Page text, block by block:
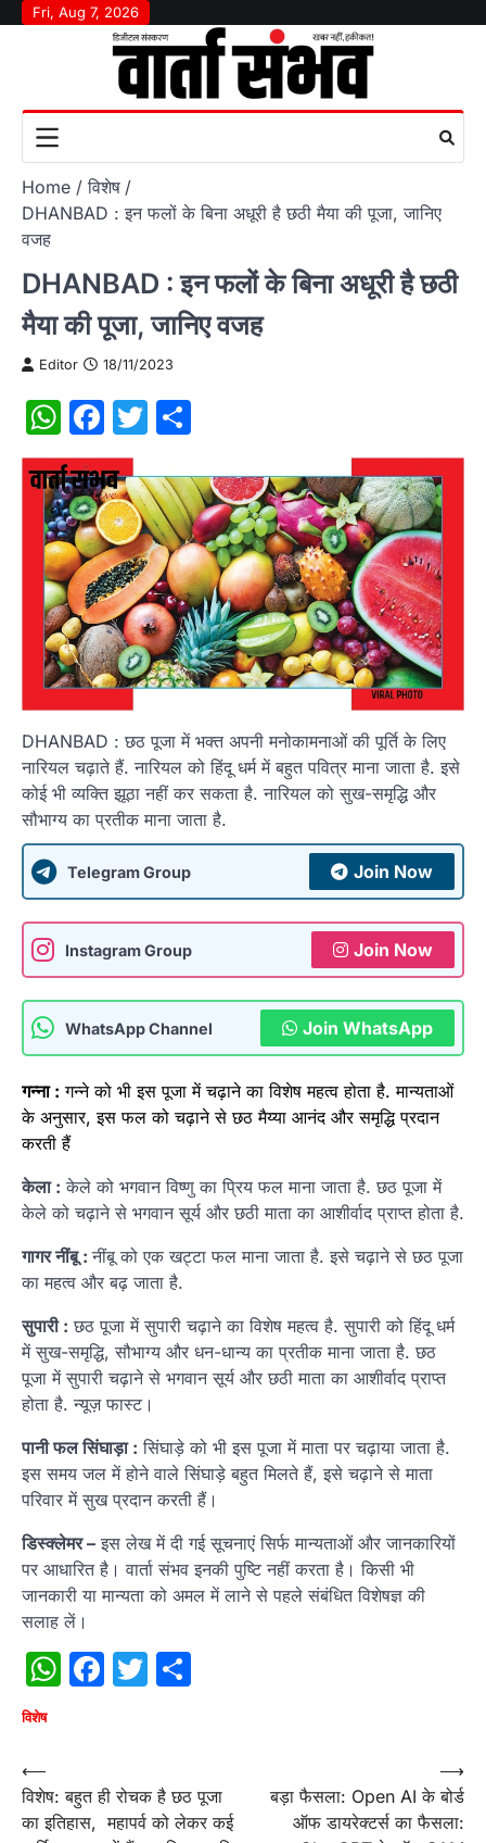
SkipFri, Aug 7, 2026
Home
विशेष
DHANBAD : इन फलों के बिना अधूरी है छठी मैया की पूजा, जानिए
वजह
DHANBAD : इन फलों के बिना अधूरी है छठी
मैया की पूजा, जानिए वजह
Editor 18/11/2023
WhatsApp
Facebook
Twitter
DHANBAD : छठ पूजा में भक्त अपनी मनोकामनाओं की पूर्ति के लिए
नारियल चढ़ाते हैं. नारियल को हिंदू धर्म में बहुत पवित्र माना जाता है. इसे
कोई भी व्यक्ति झूठा नहीं कर सकता है. नारियल को सुख-समृद्धि और
सौभाग्य का प्रतीक माना जाता है.
Telegram Group Join Now
Instagram Group Join Now
WhatsApp Channel Join WhatsApp
गन्ना : गन्ने को भी इस पूजा में चढ़ाने का विशेष महत्व होता है. मान्यताओं
के अनुसार, इस फल को चढ़ाने से छठ मैय्या आनंद और समृद्धि प्रदान
करती हैं
केला : केले को भगवान विष्णु का प्रिय फल माना जाता है. छठ पूजा में
केले को चढ़ाने से भगवान सूर्य और छठी माता का आशीर्वाद प्राप्त होता है.
गागर नींबू :नींबू को एक खट्टा फल माना जाता है. इसे चढ़ाने से छठ पूजा
का महत्व और बढ़ जाता है.
सुपारी : छठ पूजा में सुपारी चढ़ाने का विशेष महत्व है. सुपारी को हिंदू धर्म
में सुख-समृद्धि, सौभाग्य और धन-धान्य का प्रतीक माना जाता है. छठ
पूजा में सुपारी चढ़ाने से भगवान सूर्य और छठी माता का आशीर्वाद प्राप्त
होता है. न्यूज़ फास्ट।
पानी फल सिंघाड़ा : सिंघाड़े को भी इस पूजा में माता पर चढ़ाया जाता है.
इस समय जल में होने वाले सिंघाड़े बहुत मिलते हैं, इसे चढ़ाने से माता
परिवार में सुख प्रदान करती हैं।
डिस्क्लेमर– इस लेख में दी गई सूचनाएं सिर्फ मान्यताओं और जानकारियों
पर आधारित है। वार्ता संभव इनकी पुष्टि नहीं करता है। किसी भी
जानकारी या मान्यता को अमल में लाने से पहले संबंधित विशेषज्ञ की
सलाह लें।
WhatsApp
Facebook
Twitter
विशेष
Post
navigation
⟵
विशेष: बहुत ही रोचक है छठ पूजा
का इतिहास, महापर्व को लेकर कई
बड़ा फैसला: Open AI के बोर्ड
ऑफ डायरेक्टर्स का फैसला:
⟶